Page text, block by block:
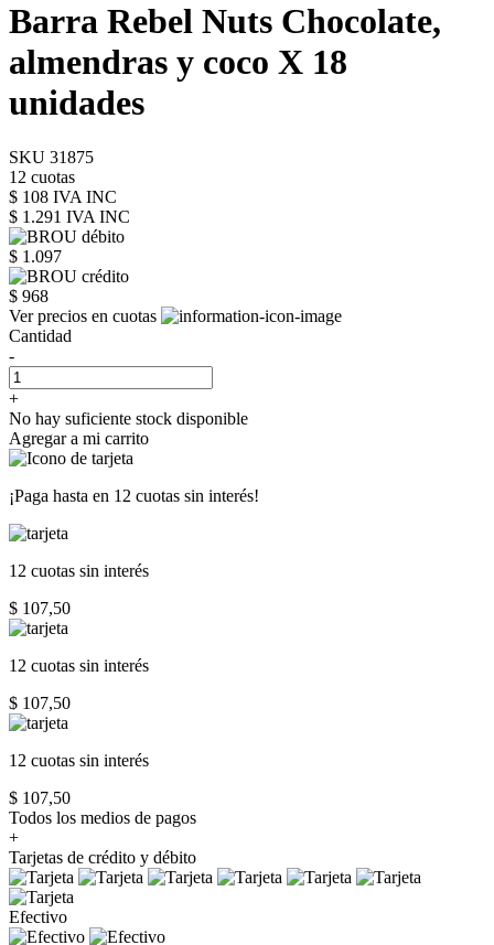
Barra Rebel Nuts Chocolate,
almendras y coco X 18
unidades
SKU 31875
12 cuotas
$ 108 IVA INC
$ 1.291 IVA INC
$ 1.097
$ 968
Ver precios en cuotas
Cantidad
-
+
No hay suficiente stock disponible
Agregar a mi carrito
¡Paga hasta en 12 cuotas sin interés!
12 cuotas sin interés
$ 107,50
12 cuotas sin interés
$ 107,50
12 cuotas sin interés
$ 107,50
Todos los medios de pagos
+
Tarjetas de crédito y débito
Efectivo